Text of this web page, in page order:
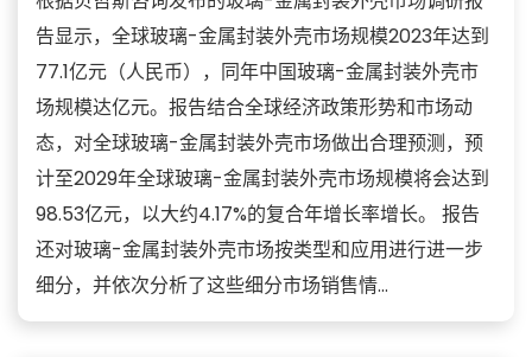
告显示，全球玻璃-金属封装外壳市场规模2023年达到
77.1亿元（人民币），同年中国玻璃-金属封装外壳市
场规模达亿元。报告结合全球经济政策形势和市场动
态，对全球玻璃-金属封装外壳市场做出合理预测，预
计至2029年全球玻璃-金属封装外壳市场规模将会达到
98.53亿元，以大约4.17%的复合年增长率增长。 报告
还对玻璃-金属封装外壳市场按类型和应用进行进一步
细分，并依次分析了这些细分市场销售情...